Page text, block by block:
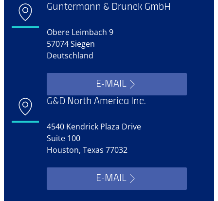
Guntermann & Drunck GmbH
Obere Leimbach 9
57074 Siegen
Deutschland
E-MAIL
G&D North America Inc.
4540 Kendrick Plaza Drive
Suite 100
Houston, Texas 77032
E-MAIL